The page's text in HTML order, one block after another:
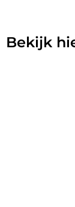
Bekijk